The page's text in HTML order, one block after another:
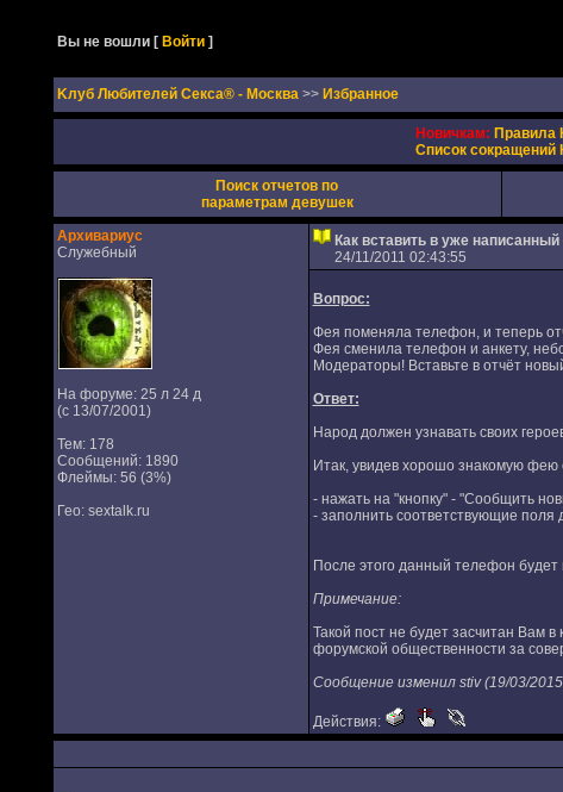
Вы не вошли [Войти ]
Kлуб Любителей Секса® - Москва >> Избранное
Новичкам: Правила
Список сокращений
Поиск отчетов по
параметрам девушек
Архивариус
Служебный
На форуме: 25 л 24 д
(с 13/07/2001)
Тем: 178
Сообщений: 1890
Флеймы: 56 (3%)
Гео: sextalk.ru
Как вставить в уже
24/11/2011 02:43:55
Вопрос:
Фея поменяла телефон, и теперь
Фея сменила телефон и анкету,
Модераторы! Вставьте в отчёт
Ответ:
Народ должен узнавать своих
Итак, увидев хорошо знакомую
- нажать на "кнопку" - "Сообщить
- заполнить соответствующие
После этого данный телефон будет
Примечание:
Такой пост не будет засчитан Вам
форумской общественности за
Сообщение изменил stiv (19/03/
Действия: